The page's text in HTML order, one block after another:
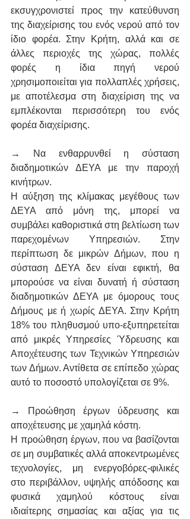
εκσυγχρονιστεί προς την κατεύθυνση
της διαχείρισης του ενός νερού από τον
ίδιο φορέα. Στην Κρήτη, αλλά και σε
άλλες περιοχές της χώρας, πολλές
φορές η ίδια πηγή νερού
χρησιμοποιείται για πολλαπλές χρήσεις,
με αποτέλεσμα στη διαχείριση της να
εμπλέκονται περισσότερη του ενός
φορέα διαχείρισης.
→ Να ενθαρρυνθεί η σύσταση
διαδημοτικών ΔΕΥΑ με την παροχή
κινήτρων.
Η αύξηση της κλίμακας μεγέθους των
ΔΕΥΑ από μόνη της, μπορεί να
συμβάλει καθοριστικά στη βελτίωση των
παρεχομένων Υπηρεσιών. Στην
περίπτωση δε μικρών Δήμων, που η
σύσταση ΔΕΥΑ δεν είναι εφικτή, θα
μπορούσε να είναι δυνατή ή σύσταση
διαδημοτικών ΔΕΥΑ με όμορους τους
Δήμους με ή χωρίς ΔΕΥΑ. Στην Κρήτη
18% του πληθυσμού υπο-εξυπηρετείται
από μικρές Υπηρεσίες Ύδρευσης και
Αποχέτευσης των Τεχνικών Υπηρεσιών
των Δήμων. Αντίθετα σε επίπεδο χώρας
αυτό το ποσοστό υπολογίζεται σε 9%.
→ Προώθηση έργων ύδρευσης και
αποχέτευσης με χαμηλά κόστη.
Η προώθηση έργων, που να βασίζονται
σε μη συμβατικές αλλά αποκεντρωμένες
τεχνολογίες, μη ενεργοβόρες-φιλικές
στο περιβάλλον, υψηλής απόδοσης και
φυσικά χαμηλού κόστους είναι
ιδιαίτερης σημασίας και αξίας για τις